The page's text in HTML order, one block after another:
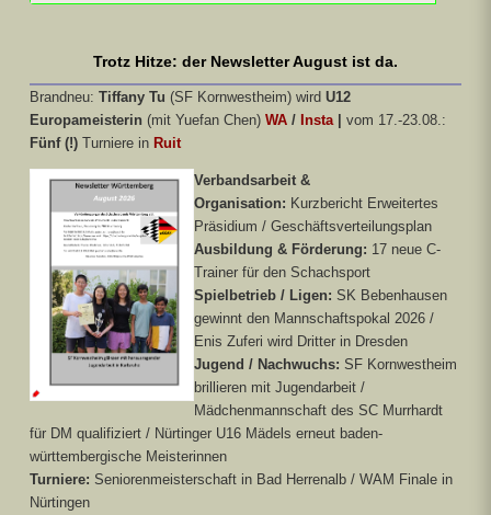
Trotz Hitze: der Newsletter August ist da.
Brandneu: Tiffany Tu (SF Kornwestheim) wird U12
Europameisterin (mit Yuefan Chen) WA / Insta
vom 17.-23.08.:
Fünf (!) Turniere in Ruit
Verbandsarbeit &
Organisation: Kurzbericht Erweitertes
Präsidium / Geschäftsverteilungsplan
Ausbildung & Förderung: 17 neue C-
Trainer für den Schachsport
Spielbetrieb / Ligen: SK Bebenhausen
gewinnt den Mannschaftspokal 2026 /
Enis Zuferi wird Dritter in Dresden
Jugend / Nachwuchs: SF Kornwestheim
brillieren mit Jugendarbeit /
Mädchenmannschaft des SC Murrhardt
für DM qualifiziert / Nürtinger U16 Mädels erneut baden-
württembergische Meisterinnen
Turniere: Seniorenmeisterschaft in Bad Herrenalb / WAM Finale in
Nürtingen